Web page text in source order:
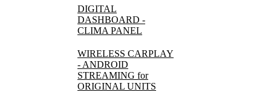
DIGITAL
DASHBOARD -
CLIMA PANEL
WIRELESS CARPLAY
- ANDROID
STREAMING for
ORIGINAL UNITS